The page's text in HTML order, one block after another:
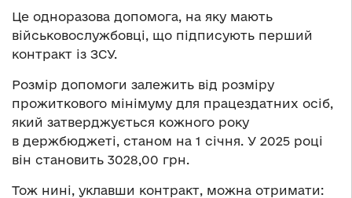
Це одноразова допомога, на яку мають
військовослужбовці, що підписують перший
контракт із ЗСУ.
Розмір допомоги залежить від розміру
прожиткового мінімуму для працездатних осіб,
який затверджується кожного року
в держбюджеті, станом на 1 січня. У 2025 році
він становить 3028,00 грн.
Тож нині, уклавши контракт, можна отримати: